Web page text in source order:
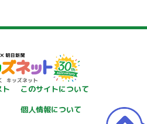
ト
このサイトについて
個人情報について